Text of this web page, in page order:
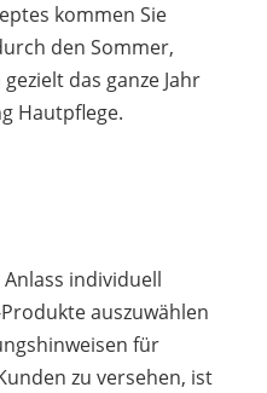
kommen Sie
den Sommer,
das ganze Jahr
Hautpflege.
individuell
auszuwählen
für
zu versehen, ist